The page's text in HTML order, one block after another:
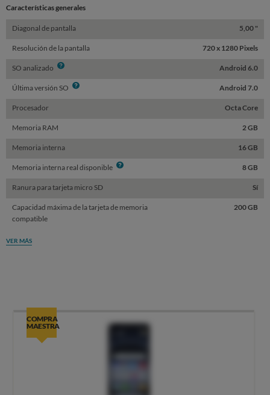
Características generales
Diagonal de pantalla 5,00 "
Resolución de la pantalla 720 x 1280 Pixels
SO analizado Info Android 6.0
Última versión SO Info Android 7.0
Procesador Octa Core
Memoria RAM 2 GB
Memoria interna 16 GB
Memoria interna real disponible Info 8 GB
Ranura para tarjeta micro SD Sí
Capacidad máxima de la tarjeta de memoria
compatible
200 GB
VER MÁS
COMPRA
MAESTRA